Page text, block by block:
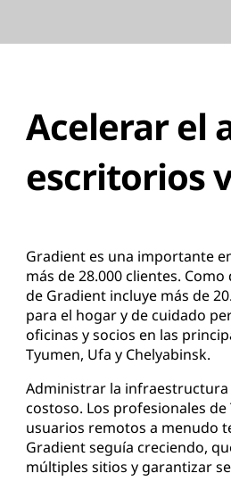
Acelerar el
escritorios
Gradient es una importante
más de 28.000 clientes.
de Gradient incluye más de
para el hogar y de cuidado
oficinas y socios en las
Tyumen, Ufa y Chelyabinsk.
Administrar la infraestructura
costoso. Los profesionales
usuarios remotos a menudo
Gradient seguía creciendo,
múltiples sitios y garantizar